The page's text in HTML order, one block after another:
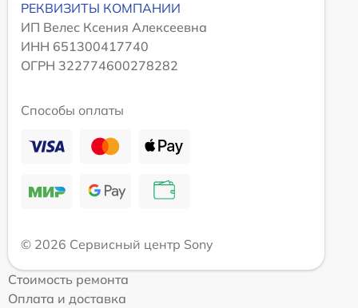
РЕКВИЗИТЫ КОМПАНИИ
ИП Велес Ксения Алексеевна
ИНН 651300417740
ОГРН 322774600278282
Способы оплаты
© 2026 Сервисный центр Sony
Стоимость ремонта
Оплата и доставка